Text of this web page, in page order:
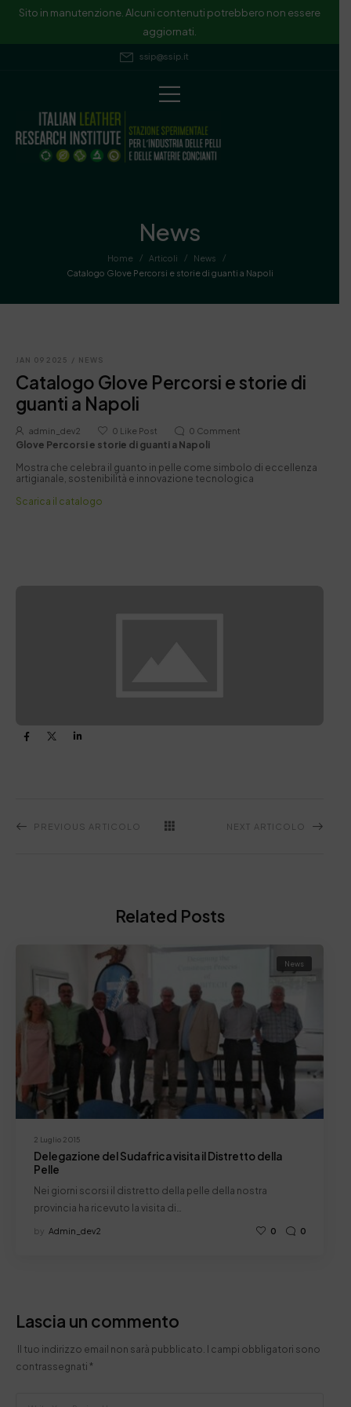
Sito in manutenzione. Alcuni contenuti potrebbero non essere
aggiornati.
ssip@ssip.it
News
Home / Articoli / News
/
Catalogo Glove Percorsi e storie di guanti a Napoli
JAN 09 2025 / NEWS
Catalogo Glove Percorsi e storie di
guanti a Napoli
admin_dev2 0 Like Post 0 Comment
Glove Percorsi e storie di guanti a Napoli
Mostra che celebra il guanto in pelle come simbolo di eccellenza
artigianale, sostenibilità e innovazione tecnologica
Scarica il catalogo
PREVIOUS ARTICOLO NEXT ARTICOLO
Related Posts
2 Luglio 2015
News
Delegazione del Sudafrica visita il Distretto della
Pelle
Nei giorni scorsi il distretto della pelle della nostra
provincia ha ricevuto la visita di…
by Admin_dev2 0 0
Lascia un commento
Il tuo indirizzo email non sarà pubblicato. I campi obbligatori sono
contrassegnati *